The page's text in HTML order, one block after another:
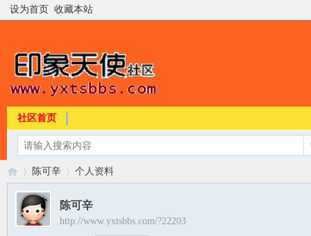
设为首页 收藏本站
社区首页
›
陈可辛 个人资料
陈可辛
http://www.yxtsbbs.com/?22203